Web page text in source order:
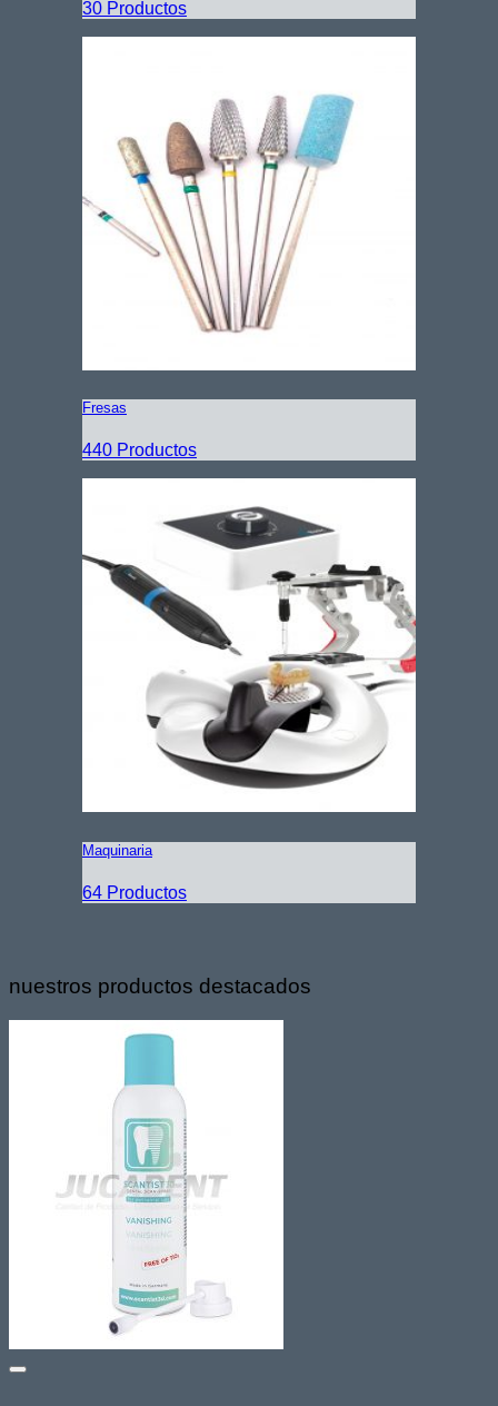
30 Productos
Fresas
440 Productos
Maquinaria
64 Productos
nuestros productos destacados